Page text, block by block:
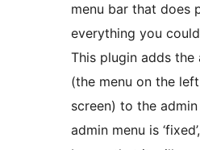
menu bar that does
everything you
This plugin adds the
(the menu on the
screen) to the admin
admin menu is